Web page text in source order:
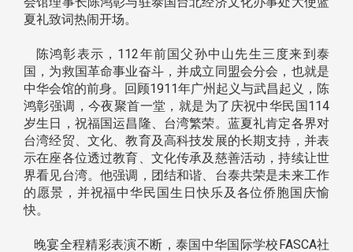
夏礼致词热闹开场。
陈鸿彰表示，112年前国父孙中山先生三度来到泰
国，为救国革命事业奋斗，并成立同盟会分会，也就是
中华会馆的前身。回顾1911年广州起义与武昌起义，陈
鸿彰强调，今夜聚首一堂，就是为了庆祝中华民国114
岁生日，祝福国运昌隆、台湾繁荣。蓝夏礼肯定各界对
台湾经贸、文化、教育及高科技发展的长期支持，并表
示在座各位透过教育、文化传承及慈善活动，持续让世
界看见台湾。他强调，团结和谐、台泰共荣是未来工作
的愿景，并祝福中华民国生日快乐及各位侨胞国庆愉
快。
晚宴全程精彩表演不断，泰国中华国际学校FASCA社